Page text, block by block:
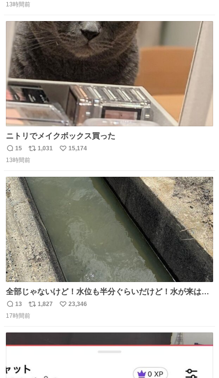
奨し，それ以外の地域で堅実に生きるのを周縁化する ・恋
化する ・院生が研究環境を求め他大学に移るのを批判する
過去例↓
信
ポ
ト
数
数
13時間前
ニトリでメイクボックス買った
返
信
15
リ
ポ
ト
数
1,031
い
15,174
13時間前
全部じゃないけど！水位も半分ぐらいだけど！水が来はじ
めたよ！！！ 作業してくれた方々ありがとーーー
ー！！！！！！！！！！！！！！！！！！！！！！！！！
返
信
13
リ
ポ
1,827
い
23,346
17時間前